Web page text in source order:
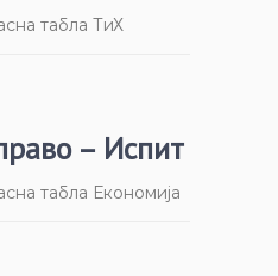
табла ТиХ
– Испит
табла Економија